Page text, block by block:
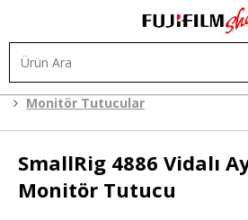
Monitör Tutucular
SmallRig 4886 Vidalı
Monitör Tutucu